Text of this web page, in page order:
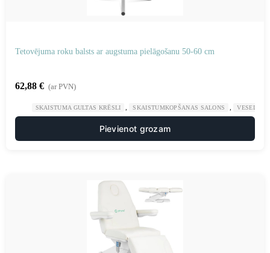
Tetovējuma roku balsts ar augstuma pielāgošanu 50-60 cm
62,88 € (ar PVN)
SKAISTUMA GULTAS KRĒSLI SKAISTUMKOPŠANAS SALONS VESELĪBA
Pievienot grozam